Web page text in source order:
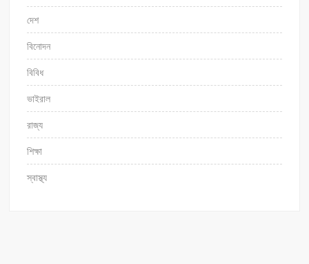
দেশ
বিনোদন
বিবিধ
ভাইরাল
রাজ্য
শিক্ষা
স্বাস্থ্য